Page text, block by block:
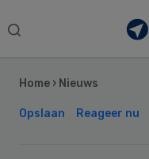
Search
Home › Nieuws
Opslaan Reageer nu
Sidebar